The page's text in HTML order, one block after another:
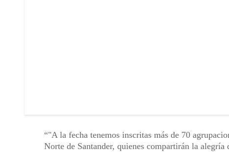
"A la fecha tenemos inscritas más de 70
Norte de Santander, quienes compartirán la